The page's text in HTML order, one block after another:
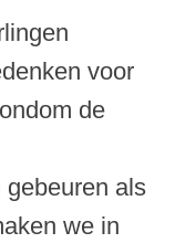
voor
de
gebeuren als
we in